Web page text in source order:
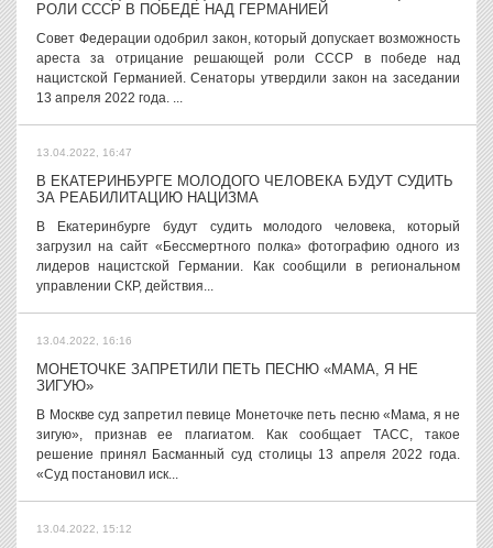
РОЛИ СССР В ПОБЕДЕ НАД ГЕРМАНИЕЙ
Совет Федерации одобрил закон, который допускает возможность
ареста за отрицание решающей роли СССР в победе над
нацистской Германией. Сенаторы утвердили закон на заседании
13 апреля 2022 года. ...
13.04.2022, 16:47
В ЕКАТЕРИНБУРГЕ МОЛОДОГО ЧЕЛОВЕКА БУДУТ СУДИТЬ
ЗА РЕАБИЛИТАЦИЮ НАЦИЗМА
В Екатеринбурге будут судить молодого человека, который
загрузил на сайт «Бессмертного полка» фотографию одного из
лидеров нацистской Германии. Как сообщили в региональном
управлении СКР, действия...
13.04.2022, 16:16
МОНЕТОЧКЕ ЗАПРЕТИЛИ ПЕТЬ ПЕСНЮ «МАМА, Я НЕ
ЗИГУЮ»
В Москве суд запретил певице Монеточке петь песню «Мама, я не
зигую», признав ее плагиатом. Как сообщает ТАСС, такое
решение принял Басманный суд столицы 13 апреля 2022 года.
«Суд постановил иск...
13.04.2022, 15:12